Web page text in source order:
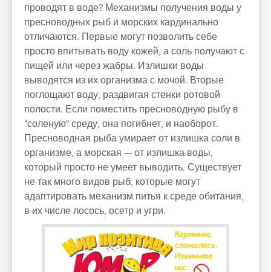
проводят в воде? Механизмы получения воды у
пресноводных рыб и морских кардинально
отличаются. Первые могут позволить себе
просто впитывать воду кожей, а соль получают с
пищей или через жабры. Излишки воды
выводятся из их организма с мочой. Вторые
поглощают воду, раздвигая стенки ротовой
полости. Если поместить пресноводную рыбу в
"соленую" среду, она погибнет, и наоборот.
Пресноводная рыба умирает от излишка соли в
организме, а морская — от излишка воды,
который просто не умеет выводить. Существует
не так много видов рыб, которые могут
адаптировать механизм питья к среде обитания,
в их числе лосось, осетр и угри.